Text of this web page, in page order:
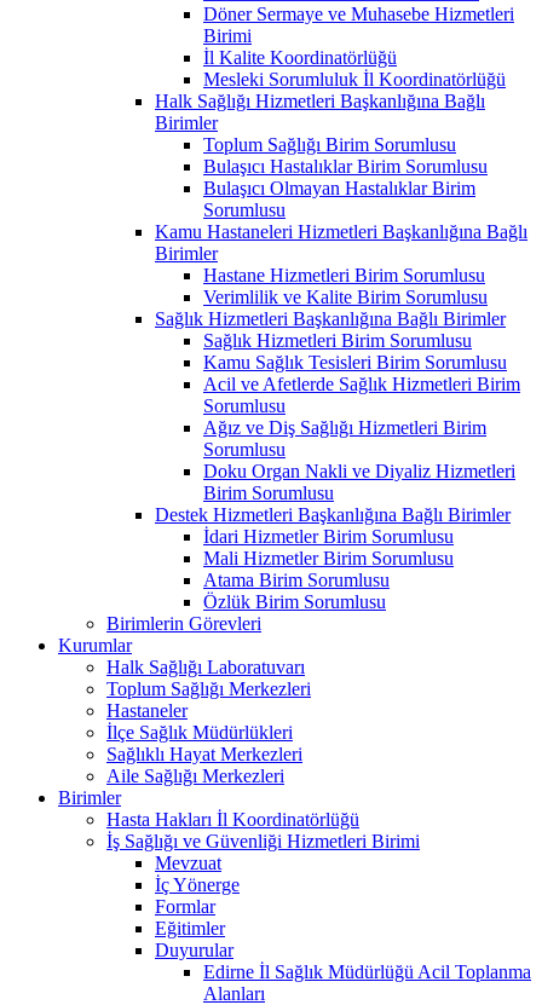
Döner Sermaye ve Muhasebe Hizmetleri
Birimi
İl Kalite Koordinatörlüğü
Mesleki Sorumluluk İl Koordinatörlüğü
Halk Sağlığı Hizmetleri Başkanlığına Bağlı
Birimler
Toplum Sağlığı Birim Sorumlusu
Bulaşıcı Hastalıklar Birim Sorumlusu
Bulaşıcı Olmayan Hastalıklar Birim
Sorumlusu
Kamu Hastaneleri Hizmetleri Başkanlığına Bağlı
Birimler
Hastane Hizmetleri Birim Sorumlusu
Verimlilik ve Kalite Birim Sorumlusu
Sağlık Hizmetleri Başkanlığına Bağlı Birimler
Sağlık Hizmetleri Birim Sorumlusu
Kamu Sağlık Tesisleri Birim Sorumlusu
Acil ve Afetlerde Sağlık Hizmetleri Birim
Sorumlusu
Ağız ve Diş Sağlığı Hizmetleri Birim
Sorumlusu
Doku Organ Nakli ve Diyaliz Hizmetleri
Birim Sorumlusu
Destek Hizmetleri Başkanlığına Bağlı Birimler
İdari Hizmetler Birim Sorumlusu
Mali Hizmetler Birim Sorumlusu
Atama Birim Sorumlusu
Özlük Birim Sorumlusu
Birimlerin Görevleri
Kurumlar
Halk Sağlığı Laboratuvarı
Toplum Sağlığı Merkezleri
Hastaneler
İlçe Sağlık Müdürlükleri
Sağlıklı Hayat Merkezleri
Aile Sağlığı Merkezleri
Birimler
Hasta Hakları İl Koordinatörlüğü
İş Sağlığı ve Güvenliği Hizmetleri Birimi
Mevzuat
İç Yönerge
Formlar
Eğitimler
Duyurular
Edirne İl Sağlık Müdürlüğü Acil Toplanma
Alanları